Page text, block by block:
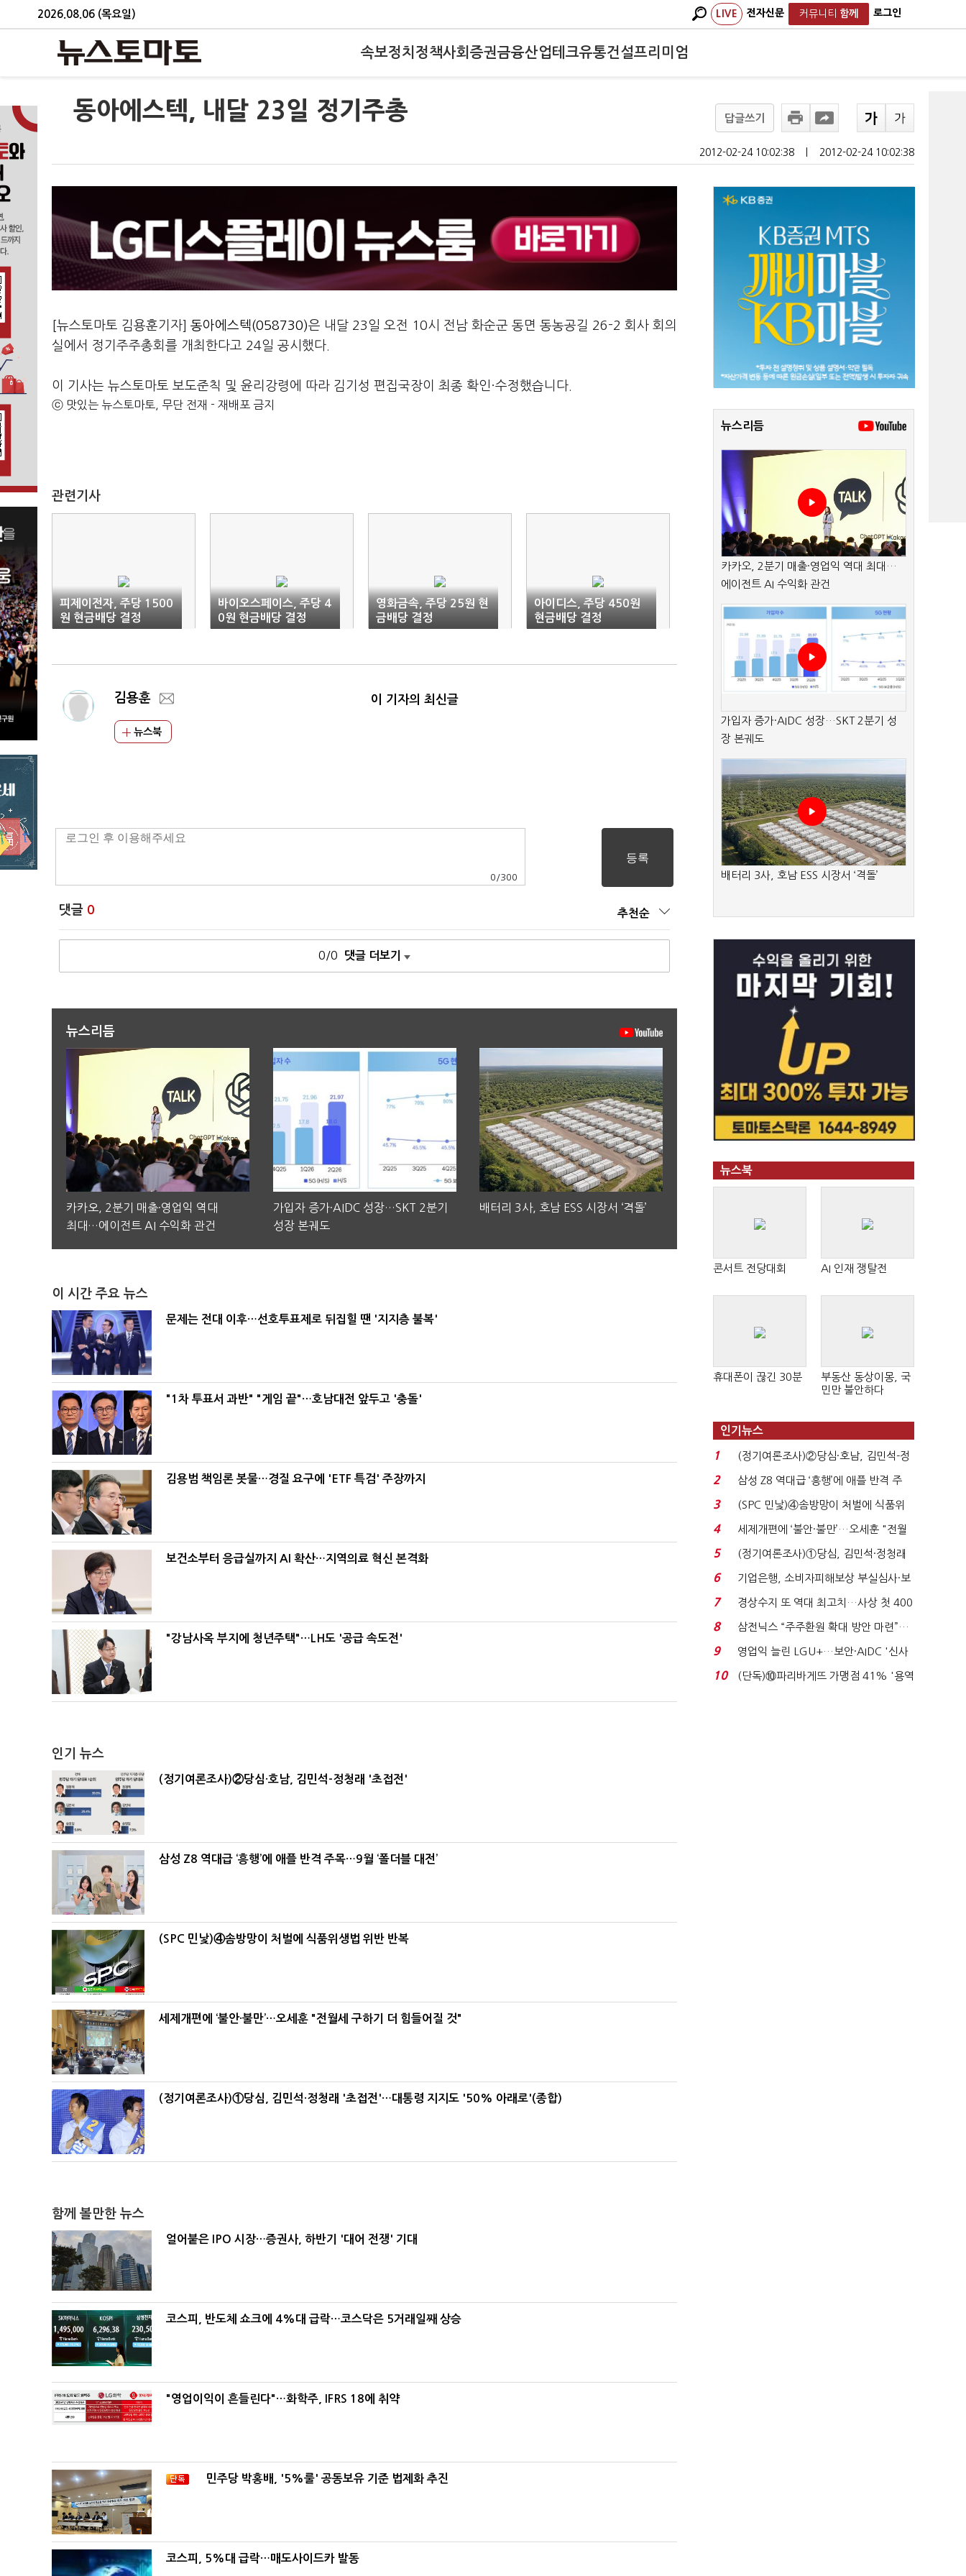
2026.08.06 (목요일) LIVE 전자신문 커뮤니티 함께 로그인
속보정치 정책사회 증권금융산업테크유통건설프리미엄
동아에스텍, 내달 23일 정기주총 답글쓰기
2012-02-24 10:02:38 2012-02-24 10:02:38
[뉴스토마토 김용훈기자] 동아에스텍(058730)은 내달 23일 오전 10시 전남 화순군 동면 동농공길 26-2 회사 회의
실에서 정기주주총회를 개최한다고 24일 공시했다.
이 기사는 뉴스토마토 보도준칙 및 윤리강령에 따라 김기성 편집국장이 최종 확인·수정했습니다.
ⓒ 맛있는 뉴스토마토, 무단 전재 - 재배포 금지
관련기사
피제이전자, 주당 1500
원 현금배당 결정
바이오스페이스, 주당 4
0원 현금배당 결정
영화금속, 주당 25원 현
금배당 결정
아이디스, 주당 450원
현금배당 결정
김용훈
뉴스북
이 기자의 최신글
0 /300
댓글 0 추천순
0/0 댓글 더보기
뉴스리듬
카카오, 2분기 매출·영업익 역대
최대…에이전트 AI 수익화 관건
가입자 증가·AIDC 성장…SKT 2분기
성장 본궤도
배터리 3사, 호남 ESS 시장서 ‘격돌’
이 시간 주요 뉴스
문제는 전대 이후…선호투표제로 뒤집힐 땐 '지지층 불복'
"1차 투표서 과반" "게임 끝"…호남대전 앞두고 '충돌'
김용범 책임론 봇물…경질 요구에 'ETF 특검' 주장까지
보건소부터 응급실까지 AI 확산…지역의료 혁신 본격화
"강남사옥 부지에 청년주택"…LH도 '공급 속도전'
인기 뉴스
(정기여론조사)②당심·호남, 김민석-정청래 '초접전'
삼성 Z8 역대급 ‘흥행’에 애플 반격 주목…9월 ‘폴더블 대전’
(SPC 민낯)④솜방망이 처벌에 식품위생법 위반 반복
세제개편에 ‘불안·불만’…오세훈 "전월세 구하기 더 힘들어질 것"
(정기여론조사)①당심, 김민석·정청래 '초접전'…대통령 지지도 '50% 아래로'(종합)
함께 볼만한 뉴스
얼어붙은 IPO 시장…증권사, 하반기 '대어 전쟁' 기대
코스피, 반도체 쇼크에 4%대 급락…코스닥은 5거래일째 상승
"영업이익이 흔들린다"…화학주, IFRS 18에 취약
민주당 박홍배, '5%룰' 공동보유 기준 법제화 추진
코스피, 5%대 급락…매도사이드카 발동
뉴스리듬
카카오, 2분기 매출·영업익 역대 최대…
에이전트 AI 수익화 관건
가입자 증가·AIDC 성장…SKT 2분기 성
장 본궤도
배터리 3사, 호남 ESS 시장서 ‘격돌’
뉴스북
콘서트 전당대회 AI 인재 쟁탈전
휴대폰이 끊긴 30분
부동산 동상이몽, 국
민만 불안하다
인기뉴스
1
(정기여론조사)②당심·호남, 김민석-정
청래 '초접전'...
2
삼성 Z8 역대급 ‘흥행’에 애플 반격 주
목…9월 ‘폴...
3
(SPC 민낯)④솜방망이 처벌에 식품위
생법 위반 반복...
4
세제개편에 ‘불안·불만’…오세훈 "전월
세 구하기 더 ...
5
(정기여론조사)①당심, 김민석·정청래
'초접전'…대통령 ...
6
기업은행, 소비자피해보상 부실심사·보
이스피싱 공시 ...
7
경상수지 또 역대 최고치…사상 첫 400
억달러에 '3% 성...
8
삼전닉스 “주주환원 확대 방안 마련”…
로이터에 성명...
9
영업익 늘린 LGU+…보안·AIDC '신사
업 드라이브'...
10
(단독)⑩파리바게뜨 가맹점 41% '용역